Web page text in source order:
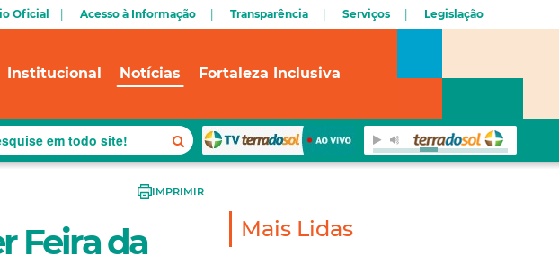
Oficial Acesso à Informação Transparência Serviços Legislação
Institucional Notícias Fortaleza Inclusiva
IMPRIMIR
Feira da
Mais Lidas